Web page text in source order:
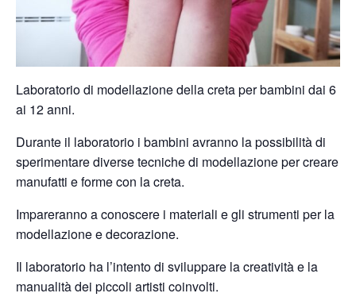
Laboratorio di modellazione della creta per bambini dai 6
ai 12 anni.
Durante il laboratorio i bambini avranno la possibilità di
sperimentare diverse tecniche di modellazione per creare
manufatti e forme con la creta.
Impareranno a conoscere i materiali e gli strumenti per la
modellazione e decorazione.
Il laboratorio ha l’intento di sviluppare la creatività e la
manualità dei piccoli artisti coinvolti.